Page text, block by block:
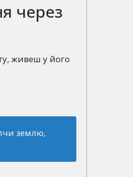
через
живеш у його
землю,